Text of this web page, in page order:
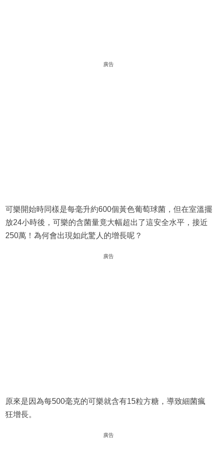
廣告
可樂開始時同樣是每毫升約600個黃色葡萄球菌，但在室溫擺
放24小時後，可樂的含菌量竟大幅超出了這安全水平，接近
250萬！為何會出現如此驚人的增長呢？
廣告
原來是因為每500毫克的可樂就含有15粒方糖，導致細菌瘋
狂增長。
廣告